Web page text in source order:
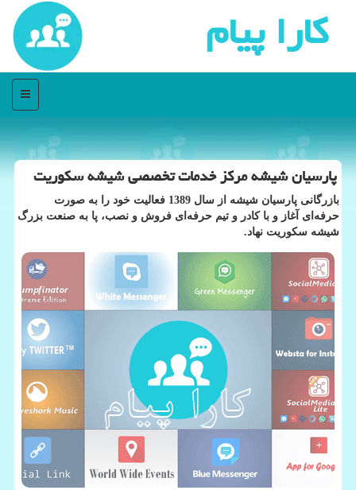
كارا پیام
منو
پارسیان شیشه مركز خدمات تخصصی شیشه سكوریت
بازرگانی پارسیان شیشه از سال 1389 فعالیت خود را به صورت
حرفه‌ای آغاز و با كادر و تیم حرفه‌ای فروش و نصب، پا به صنعت بزرگ
شیشه سكوریت نهاد.